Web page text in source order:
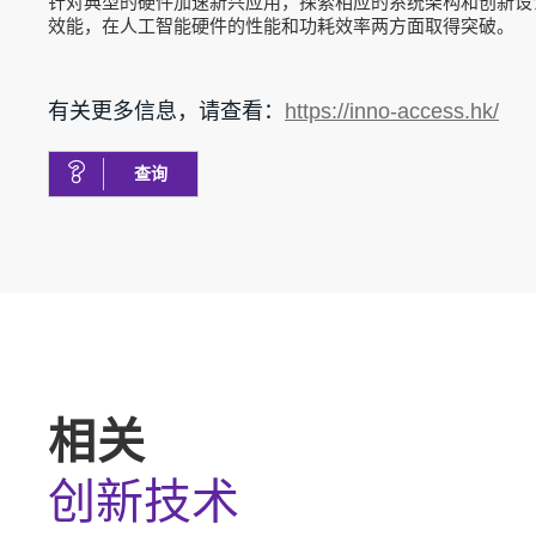
效能，在人工智能硬件的性能和功耗效率两方面取得突破。
有关更多信息，请查看： https://inno-access.hk/
查询
相关
创新技术